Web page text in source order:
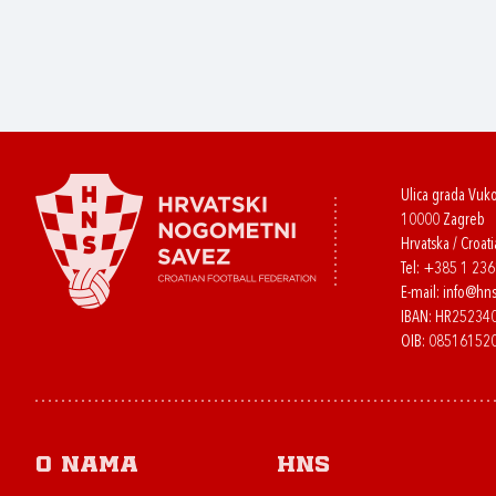
Ulica grada
10000 Zagreb
Hrvatska /
Tel: +385 1
E-mail:
IBAN:
OIB:
O nama HNS